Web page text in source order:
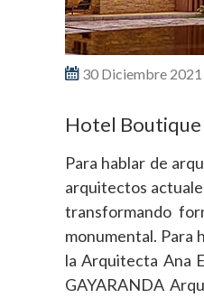
30 Diciembre 2021
Hotel
Para hablar de
arquitectos
transformando
monumental. Para
la Arquitecta Ana
GAYARANDA